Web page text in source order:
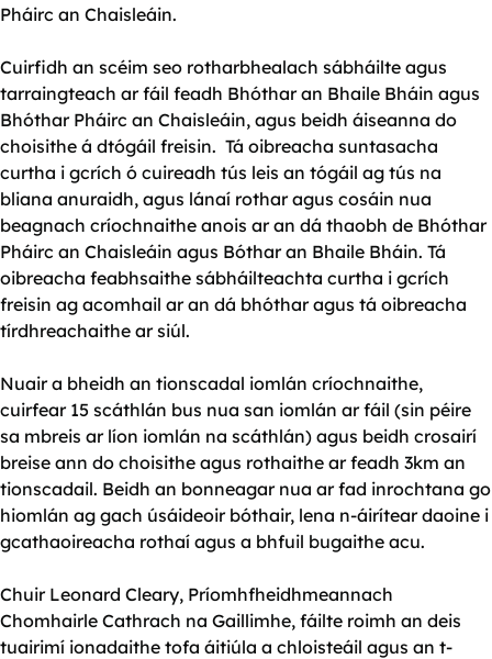
Pháirc an Chaisleáin.
Cuirfidh an scéim seo rotharbhealach sábháilte agus
tarraingteach ar fáil feadh Bhóthar an Bhaile Bháin agus
Bhóthar Pháirc an Chaisleáin, agus beidh áiseanna do
choisithe á dtógáil freisin. Tá oibreacha suntasacha
curtha i gcrích ó cuireadh tús leis an tógáil ag tús na
bliana anuraidh, agus lánaí rothar agus cosáin nua
beagnach críochnaithe anois ar an dá thaobh de Bhóthar
Pháirc an Chaisleáin agus Bóthar an Bhaile Bháin. Tá
oibreacha feabhsaithe sábháilteachta curtha i gcrích
freisin ag acomhail ar an dá bhóthar agus tá oibreacha
tírdhreachaithe ar siúl.
Nuair a bheidh an tionscadal iomlán críochnaithe,
cuirfear 15 scáthlán bus nua san iomlán ar fáil (sin péire
sa mbreis ar líon iomlán na scáthlán) agus beidh crosairí
breise ann do choisithe agus rothaithe ar feadh 3km an
tionscadail. Beidh an bonneagar nua ar fad inrochtana go
hiomlán ag gach úsáideoir bóthair, lena n-áirítear daoine i
gcathaoireacha rothaí agus a bhfuil bugaithe acu.
Chuir Leonard Cleary, Príomhfheidhmeannach
Chomhairle Cathrach na Gaillimhe, fáilte roimh an deis
tuairimí ionadaithe tofa áitiúla a chloisteáil agus an t-